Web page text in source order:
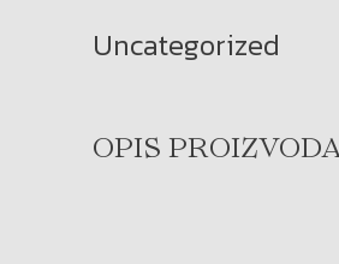
Uncategorized
OPIS